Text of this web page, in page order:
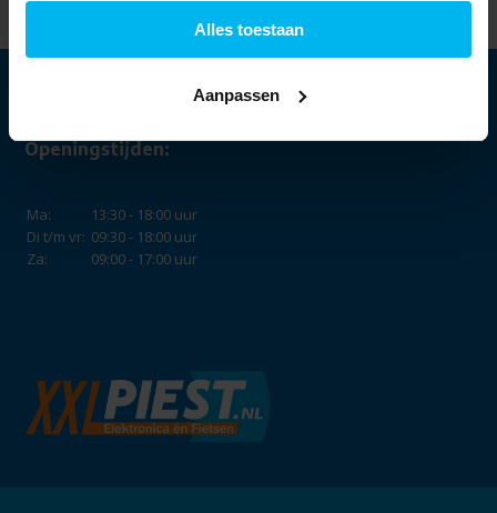
Alles toestaan
Aanpassen
Openingstijden:
Ma:
13:30 - 18:00 uur
Di t/m vr: 09:30 - 18:00 uur
Za:
09:00 - 17:00 uur